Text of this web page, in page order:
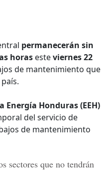
permanecerán sin
horas esteviernes 22
de mantenimiento que
Energía Honduras (EEH)
del servicio de
de mantenimiento
sectores que no tendrán